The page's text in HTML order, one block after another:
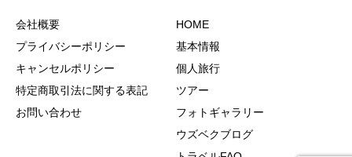
会社概要
プライバシーポリシー
キャンセルポリシー
特定商取引法に関する表記
お問い合わせ
HOME
基本情報
個人旅行
ツアー
フォトギャラリー
ウズベクブログ